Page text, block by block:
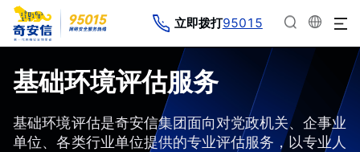
立即拨打95015
基础环境评估服务
基础环境评估是奇安信集团面向对党政机关、企事业
单位、各类行业单位提供的专业评估服务，以专业人